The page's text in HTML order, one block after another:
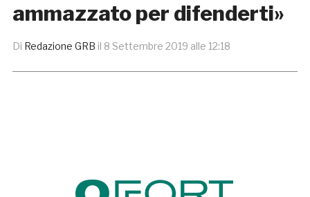
ammazzato per difenderti»
Di Redazione GRB il 8 Settembre 2019 alle 12:18